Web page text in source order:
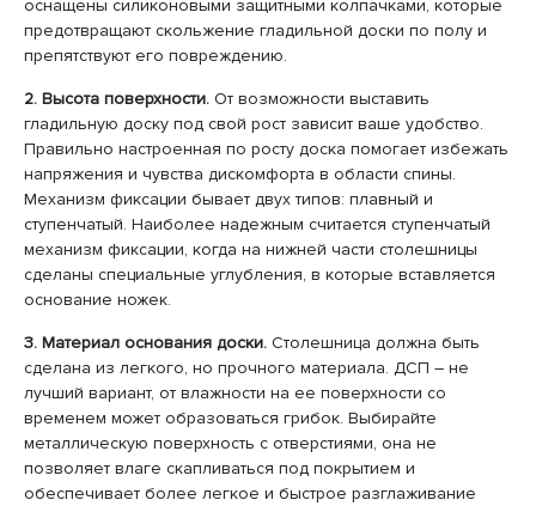
оснащены силиконовыми защитными колпачками, которые
предотвращают скольжение гладильной доски по полу и
препятствуют его повреждению.
2. Высота поверхности. От возможности выставить
гладильную доску под свой рост зависит ваше удобство.
Правильно настроенная по росту доска помогает избежать
напряжения и чувства дискомфорта в области спины.
Механизм фиксации бывает двух типов: плавный и
ступенчатый. Наиболее надежным считается ступенчатый
механизм фиксации, когда на нижней части столешницы
сделаны специальные углубления, в которые вставляется
основание ножек.
3. Материал основания доски. Столешница должна быть
сделана из легкого, но прочного материала. ДСП – не
лучший вариант, от влажности на ее поверхности со
временем может образоваться грибок. Выбирайте
металлическую поверхность с отверстиями, она не
позволяет влаге скапливаться под покрытием и
обеспечивает более легкое и быстрое разглаживание